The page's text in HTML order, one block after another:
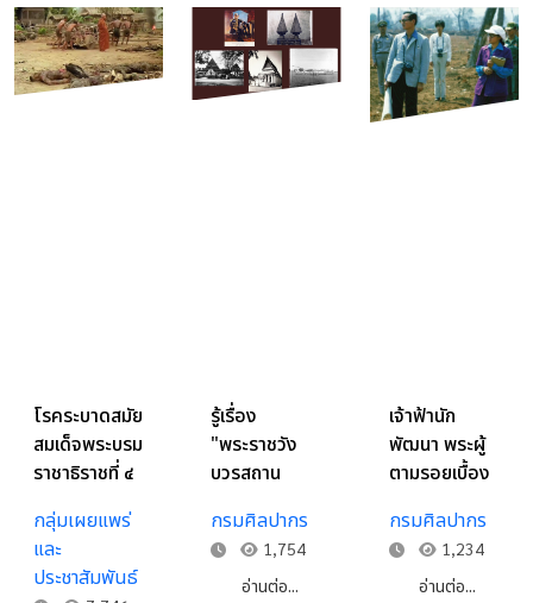
โรคระบาดสมัย
สมเด็จพระบรม
ราชาธิราชที่ ๔
กลุ่มเผยแพร่
และ
ประชาสัมพันธ์
รู้เรื่อง
"พระราชวัง
บวรสถาน
เอกสาร
จดหมายเหตุ
กรมศิลปากร
1,754
อ่านต่อ...
เจ้าฟ้านัก
พัฒนา พระผู้
ตามรอยเบื้อง
สมเด็จพระบรม
ชนกนาถ
กรมศิลปากร
1,234
อ่านต่อ...